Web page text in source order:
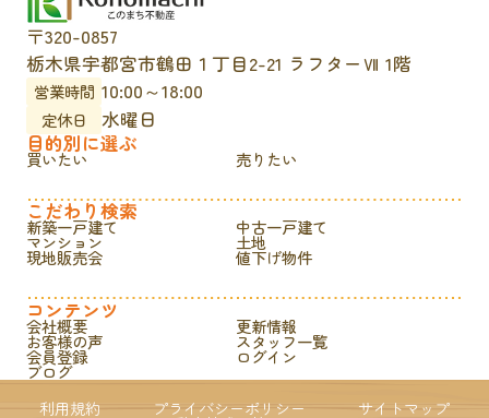
〒320-0857
栃木県宇都宮市鶴田１丁目2-21 ラフターⅦ 1階
営業時間 10:00～18:00
定休日
水曜日
目的別に選ぶ
買いたい 売りたい
こだわり検索
新築一戸建て 中古一戸建て
マンション 土地
現地販売会 値下げ物件
コンテンツ
会社概要 更新情報
お客様の声 スタッフ一覧
会員登録 ログイン
ブログ
利用規約
プライバシーポリシー サイトマップ